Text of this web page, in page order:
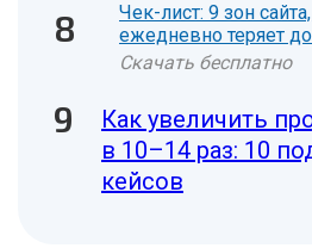
Чек-лист: 9 зон
ежедневно теряет
Скачать бесплатно
Как увеличить
в 10–14 раз: 10
кейсов